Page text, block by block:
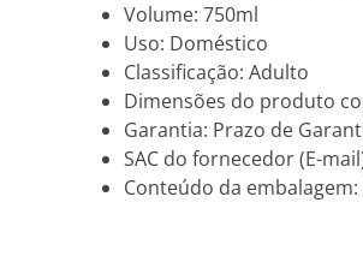
Volume: 750ml
Uso: Doméstico
Classificação: Adulto
Dimensões do produto
Garantia: Prazo de
SAC do fornecedor (E-
Conteúdo da